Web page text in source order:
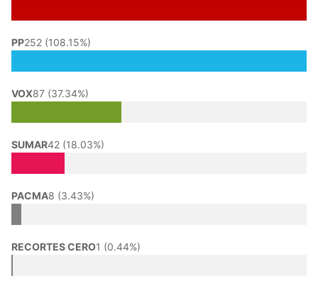
PP252 (108.15%)
VOX87 (37.34%)
SUMAR42 (18.03%)
PACMA8 (3.43%)
RECORTES CERO1 (0.44%)